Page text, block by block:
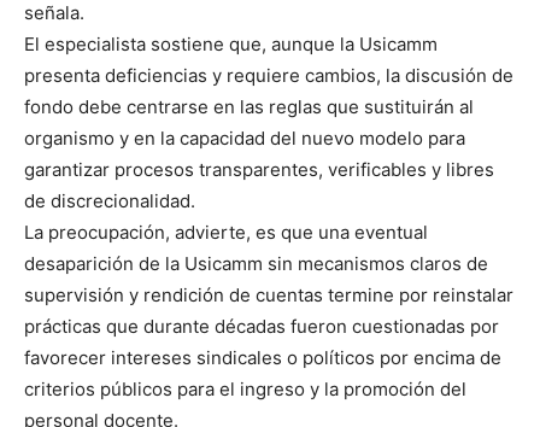
señala.
El especialista sostiene que, aunque la Usicamm
presenta deficiencias y requiere cambios, la discusión de
fondo debe centrarse en las reglas que sustituirán al
organismo y en la capacidad del nuevo modelo para
garantizar procesos transparentes, verificables y libres
de discrecionalidad.
La preocupación, advierte, es que una eventual
desaparición de la Usicamm sin mecanismos claros de
supervisión y rendición de cuentas termine por reinstalar
prácticas que durante décadas fueron cuestionadas por
favorecer intereses sindicales o políticos por encima de
criterios públicos para el ingreso y la promoción del
personal docente.